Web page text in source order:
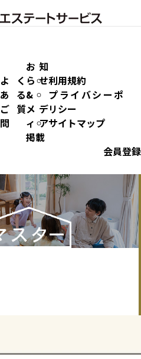
よく
ある
ご質
問
お知
らせ
&
メデ
ィア
掲載
利用規約
プライバシーポ
リシー
サイトマップ
会員登録